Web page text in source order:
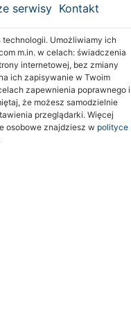
serwisy Kontakt
Umożliwiamy ich
m.in. w celach: świadczenia
internetowej, bez zmiany
ich zapisywanie w Twoim
zapewnienia poprawnego i
że możesz samodzielnie
przeglądarki. Więcej
osobowe znajdziesz w polityce